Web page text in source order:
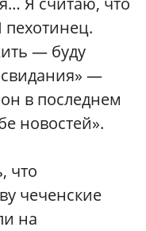
— буду
свидания» —
в последнем
новостей».
что
чеченские
на